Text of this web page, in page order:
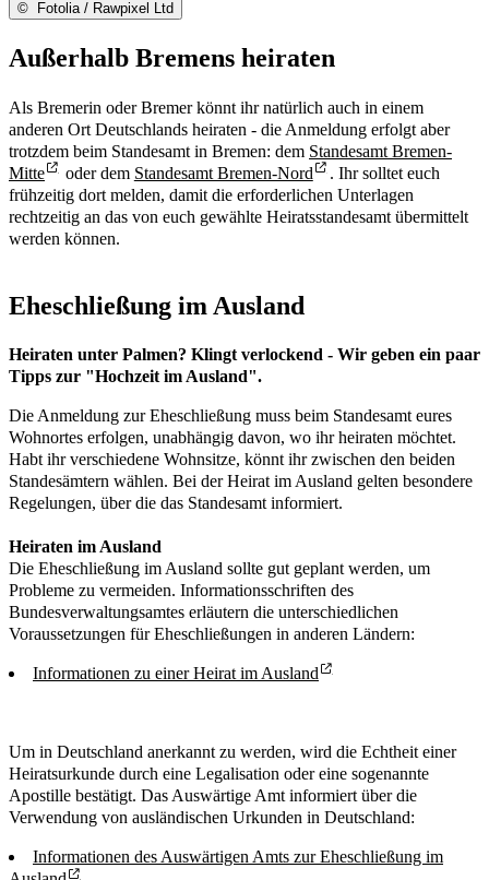
© Fotolia / Rawpixel Ltd
Außerhalb Bremens heiraten
Als Bremerin oder Bremer könnt ihr natürlich auch in einem
anderen Ort Deutschlands heiraten - die Anmeldung erfolgt aber
trotzdem beim Standesamt in Bremen: dem Standesamt Bremen-
Mitte
oder dem Standesamt Bremen-Nord
. Ihr solltet euch
frühzeitig dort melden, damit die erforderlichen Unterlagen
rechtzeitig an das von euch gewählte Heiratsstandesamt übermittelt
werden können.
Eheschließung im Ausland
Heiraten unter Palmen? Klingt verlockend - Wir geben ein paar
Tipps zur "Hochzeit im Ausland".
Die Anmeldung zur Eheschließung muss beim Standesamt eures
Wohnortes erfolgen, unabhängig davon, wo ihr heiraten möchtet.
Habt ihr verschiedene Wohnsitze, könnt ihr zwischen den beiden
Standesämtern wählen. Bei der Heirat im Ausland gelten besondere
Regelungen, über die das Standesamt informiert.
Heiraten im Ausland
Die Eheschließung im Ausland sollte gut geplant werden, um
Probleme zu vermeiden. Informationsschriften des
Bundesverwaltungsamtes erläutern die unterschiedlichen
Voraussetzungen für Eheschließungen in anderen Ländern:
Informationen zu einer Heirat im Ausland
Um in Deutschland anerkannt zu werden, wird die Echtheit einer
Heiratsurkunde durch eine Legalisation oder eine sogenannte
Apostille bestätigt. Das Auswärtige Amt informiert über die
Verwendung von ausländischen Urkunden in Deutschland:
Informationen des Auswärtigen Amts zur Eheschließung im